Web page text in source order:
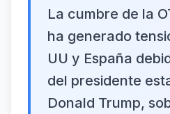
La cumbre de la
ha generado
UU y España
del presidente
Donald Trump,